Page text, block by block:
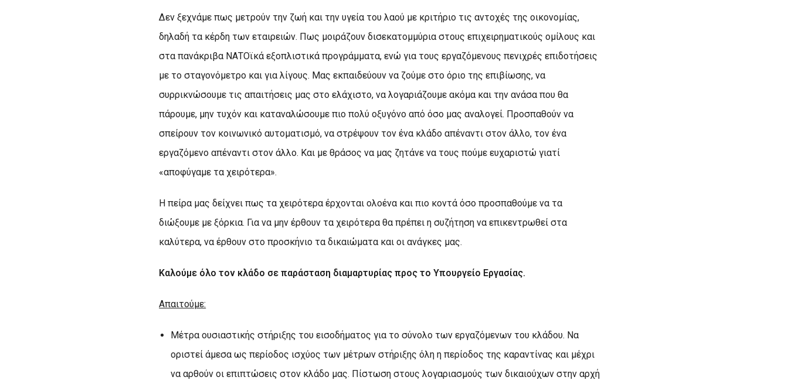
Δεν ξεχνάμε πως μετρούν την ζωή και την υγεία του λαού με κριτήριο τις αντοχές της οικονομίας,
δηλαδή τα κέρδη των εταιρειών. Πως μοιράζουν δισεκατομμύρια στους επιχειρηματικούς ομίλους και
στα πανάκριβα ΝΑΤΟϊκά εξοπλιστικά προγράμματα, ενώ για τους εργαζόμενους πενιχρές επιδοτήσεις
με το σταγονόμετρο και για λίγους. Μας εκπαιδεύουν να ζούμε στο όριο της επιβίωσης, να
συρρικνώσουμε τις απαιτήσεις μας στο ελάχιστο, να λογαριάζουμε ακόμα και την ανάσα που θα
πάρουμε, μην τυχόν και καταναλώσουμε πιο πολύ οξυγόνο από όσο μας αναλογεί. Προσπαθούν να
σπείρουν τον κοινωνικό αυτοματισμό, να στρέψουν τον ένα κλάδο απέναντι στον άλλο, τον ένα
εργαζόμενο απέναντι στον άλλο. Και με θράσος να μας ζητάνε να τους πούμε ευχαριστώ γιατί
«αποφύγαμε τα χειρότερα».
Η πείρα μας δείχνει πως τα χειρότερα έρχονται ολοένα και πιο κοντά όσο προσπαθούμε να τα
διώξουμε με ξόρκια. Για να μην έρθουν τα χειρότερα θα πρέπει η συζήτηση να επικεντρωθεί στα
καλύτερα, να έρθουν στο προσκήνιο τα δικαιώματα και οι ανάγκες μας.
Καλούμε όλο τον κλάδο σε παράσταση διαμαρτυρίας προς το Υπουργείο Εργασίας.
Απαιτούμε:
Μέτρα ουσιαστικής στήριξης του εισοδήματος για το σύνολο των εργαζόμενων του κλάδου. Να
οριστεί άμεσα ως περίοδος ισχύος των μέτρων στήριξης όλη η περίοδος της καραντίνας και μέχρι
να αρθούν οι επιπτώσεις στον κλάδο μας. Πίστωση στους λογαριασμούς των δικαιούχων στην αρχή